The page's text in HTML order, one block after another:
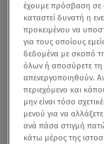
έχουμε πρόσβαση σε
καταστεί δυνατή η
προκειμένου να
για τους οποίους
δεδομένα με σκοπό
όλων ή αποσύρετε τη
απενεργοποιηθούν.
περιεχόμενο και
μην είναι τόσο
μενού για να
ανά πάσα στιγμή
κάτω μέρος της